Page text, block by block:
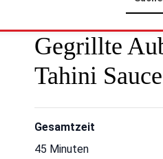
Gegrillte
Tahini Sauce
Gesamtzeit
45 Minuten